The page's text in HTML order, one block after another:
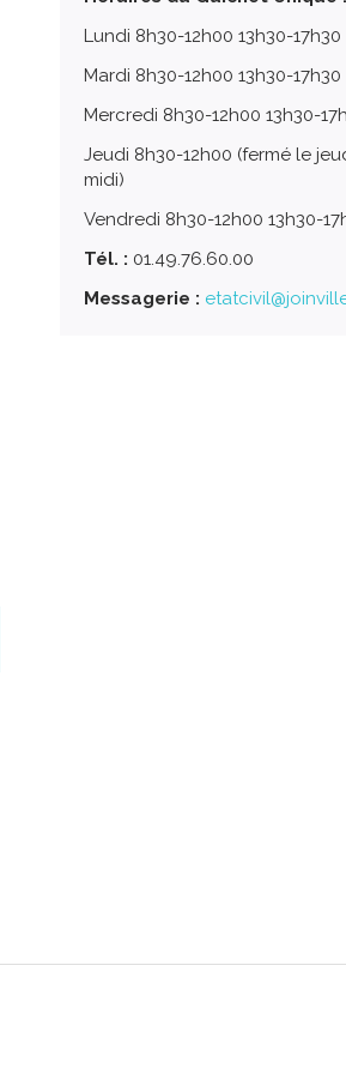
Lundi 8h30-12h00 13h30-17h30
Mardi 8h30-12h00 13h30-17h30
Mercredi 8h30-12h00 13h30-
Jeudi 8h30-12h00 (fermé le
midi)
Vendredi 8h30-12h00 13h30-
Tél. : 01.49.76.60.00
Messagerie :